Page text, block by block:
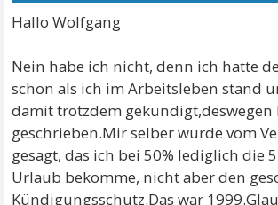
Hallo Wolfgang
Nein habe ich nicht, denn ich hatte
schon als ich im Arbeitsleben stand
damit trotzdem gekündigt,deswegen
geschrieben.Mir selber wurde vom
gesagt, das ich bei 50% lediglich die
Urlaub bekomme, nicht aber den
Kündigungsschutz.Das war